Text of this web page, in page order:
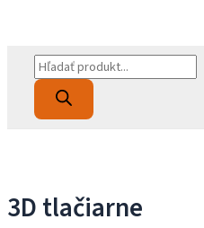
Products
search
3D tlačiarne